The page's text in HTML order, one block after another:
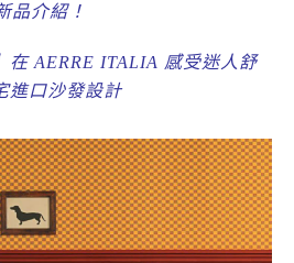
品介紹！
在 AERRE ITALIA 感受迷人舒
進口沙發設計